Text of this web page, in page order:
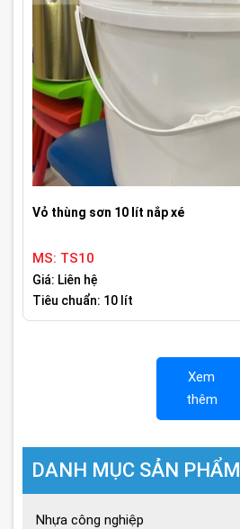
Vỏ thùng sơn 10 lít nắp xé
MS: TS10
Giá: Liên hệ
Tiêu chuẩn: 10 lít
Xem
thêm
DANH MỤC SẢN PHẨM
Nhựa công nghiệp